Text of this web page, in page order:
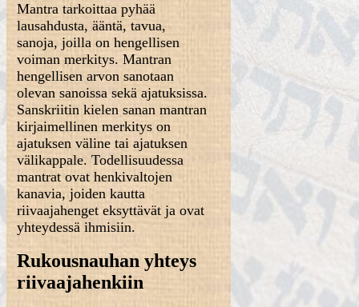
Mantra tarkoittaa pyhää
lausahdusta, ääntä, tavua,
sanoja, joilla on hengellisen
voiman merkitys. Mantran
hengellisen arvon sanotaan
olevan sanoissa sekä ajatuksissa.
Sanskriitin kielen sanan mantran
kirjaimellinen merkitys on
ajatuksen väline tai ajatuksen
välikappale. Todellisuudessa
mantrat ovat henkivaltojen
kanavia, joiden kautta
riivaajahenget eksyttävät ja ovat
yhteydessä ihmisiin.
Rukousnauhan yhteys
riivaajahenkiin